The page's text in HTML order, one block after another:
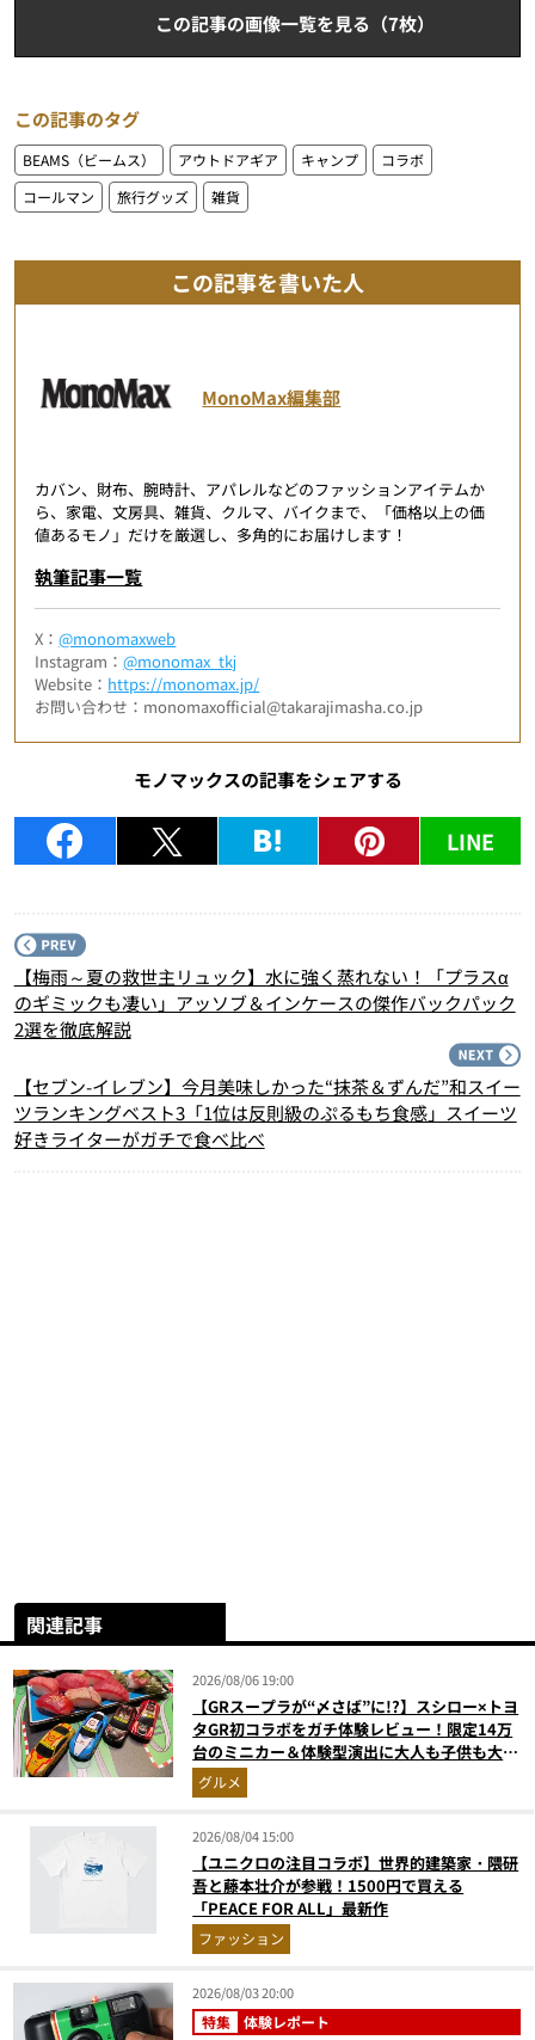
この記事の画像一覧を見る（7枚）
この記事のタグ
BEAMS（ビームス） アウトドアギア キャンプ
コラボ
コールマン
旅行グッズ 雑貨
この記事を書いた人
MonoMax編集部
カバン、財布、腕時計、アパレルなどのファッションアイテムか
ら、家電、文房具、雑貨、クルマ、バイクまで、「価格以上の価
値あるモノ」だけを厳選し、多角的にお届けします！
執筆記事一覧
X：@monomaxweb
Instagram：@monomax_tkj
Website： https://monomax.jp/
お問い合わせ：monomaxofficial@takarajimasha.co.jp
モノマックスの記事をシェアする
LINE
【梅雨～夏の救世主リュック】水に強く蒸れない！「プラスα
のギミックも凄い」アッソブ＆インケースの傑作バックパック
2選を徹底解説
【セブン-イレブン】今月美味しかった“抹茶＆ずんだ”和スイー
ツランキングベスト3「1位は反則級のぷるもち食感」スイーツ
好きライターがガチで食べ比べ
関連記事
2026/08/06 19:00
【GRスープラが“〆さば”に!?】スシロー×トヨ
タGR初コラボをガチ体験レビュー！限定14万
台のミニカー＆体験型演出に大人も子供も大興
奮間違いなし
グルメ
2026/08/04 15:00
【ユニクロの注目コラボ】世界的建築家・隈研
吾と藤本壮介が参戦！1500円で買える
「PEACE FOR ALL」最新作
ファッション
2026/08/03 20:00
特集 体験レポート